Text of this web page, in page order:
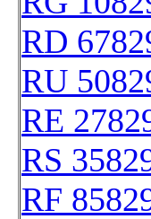
RD
RU
RE
RS
RF